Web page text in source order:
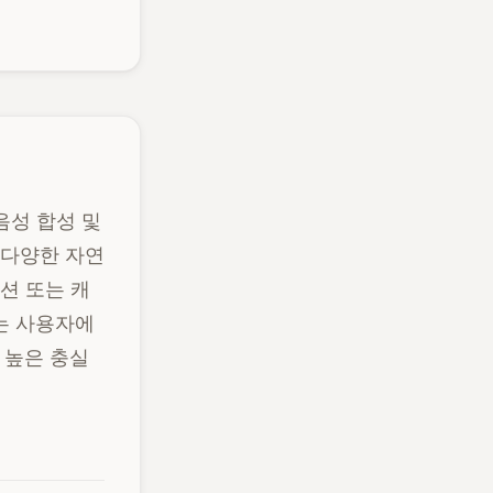
성 합성 및
양한 자연
또는 캐
사용자에
은 충실